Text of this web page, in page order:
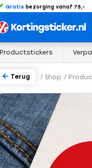
Gratis bezorging vanaf 75,-
/ Shop /
Productstickers
Terug